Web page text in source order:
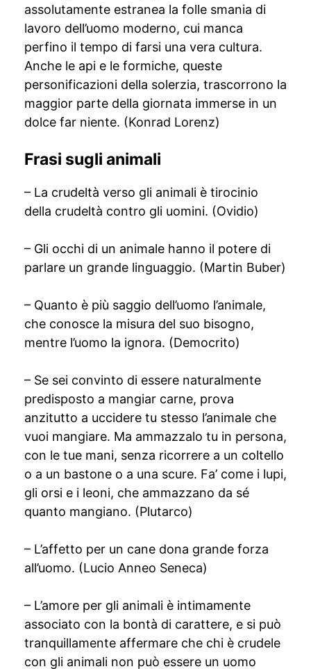
assolutamente estranea la folle smania di
lavoro dell’uomo moderno, cui manca
perfino il tempo di farsi una vera cultura.
Anche le api e le formiche, queste
personificazioni della solerzia, trascorrono la
maggior parte della giornata immerse in un
dolce far niente. (Konrad Lorenz)
Frasi sugli animali
– La crudeltà verso gli animali è tirocinio
della crudeltà contro gli uomini. (Ovidio)
– Gli occhi di un animale hanno il potere di
parlare un grande linguaggio. (Martin Buber)
– Quanto è più saggio dell’uomo l’animale,
che conosce la misura del suo bisogno,
mentre l’uomo la ignora. (Democrito)
– Se sei convinto di essere naturalmente
predisposto a mangiar carne, prova
anzitutto a uccidere tu stesso l’animale che
vuoi mangiare. Ma ammazzalo tu in persona,
con le tue mani, senza ricorrere a un coltello
o a un bastone o a una scure. Fa’ come i lupi,
gli orsi e i leoni, che ammazzano da sé
quanto mangiano. (Plutarco)
– L’affetto per un cane dona grande forza
all’uomo. (Lucio Anneo Seneca)
– L’amore per gli animali è intimamente
associato con la bontà di carattere, e si può
tranquillamente affermare che chi è crudele
con gli animali non può essere un uomo